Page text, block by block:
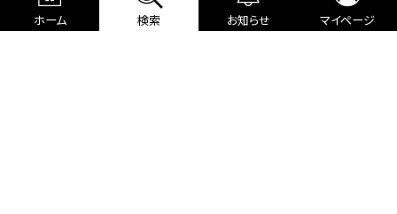
ホーム 検索 お知らせ マイページ
利用規約
ご利用ガイド 編集部より
広告掲載について